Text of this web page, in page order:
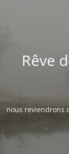
Rêve
nous reviendrons